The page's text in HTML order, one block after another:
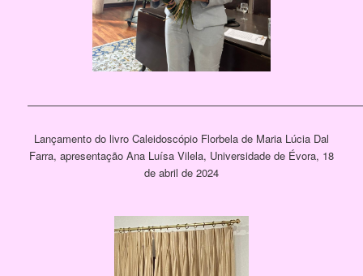
[SHOW PICTURE LIST]
Lançamento do livro Caleidoscópio Florbela de Maria Lúcia Dal
Farra, apresentação Ana Luísa Vilela, Universidade de Évora, 18
de abril de 2024